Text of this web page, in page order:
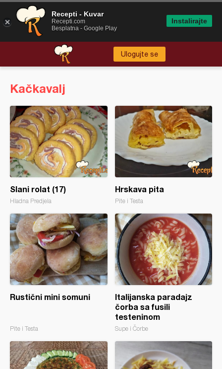
Ulogujte se
Kačkavalj
Slani rolat (17)
Hladna Predjela
Hrskava pita
Pite i Testa
Rustični mini somuni
Pite i Testa
Italijanska paradajz
čorba sa fusili
testeninom
Supe i Čorbe
Recepti - Kuvar
Recepti.com
Besplatna - Google Play
Instalirajte